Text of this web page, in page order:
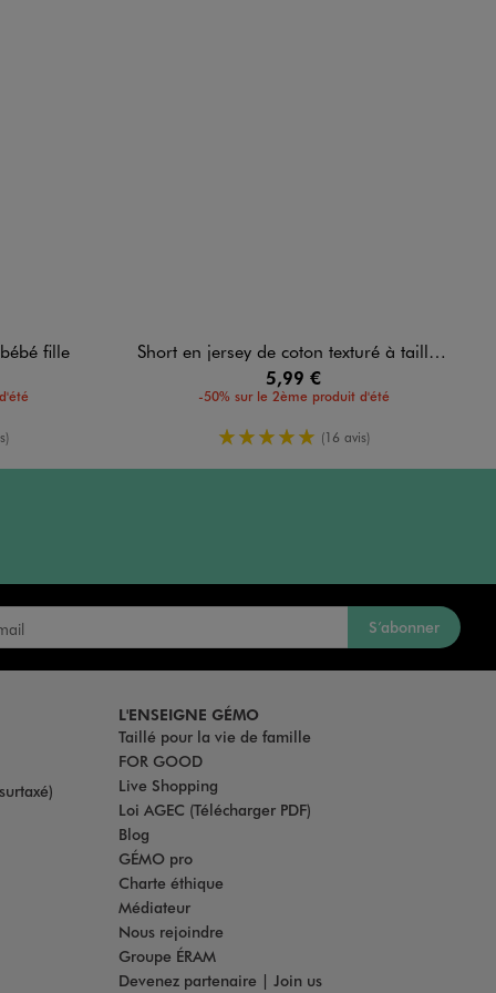
fille
Short en jersey de coton texturé à taille élastiquée bébé fille
5,99 €
-50% sur le 2ème produit d'été
5/5 de moyenne
(16 avis)
S’abonner
L'ENSEIGNE GÉMO
Taillé pour la vie de famille
FOR GOOD
Live Shopping
Loi AGEC (Télécharger PDF)
Blog
GÉMO pro
Charte éthique
Médiateur
Nous rejoindre
Groupe ÉRAM
Devenez partenaire | Join us